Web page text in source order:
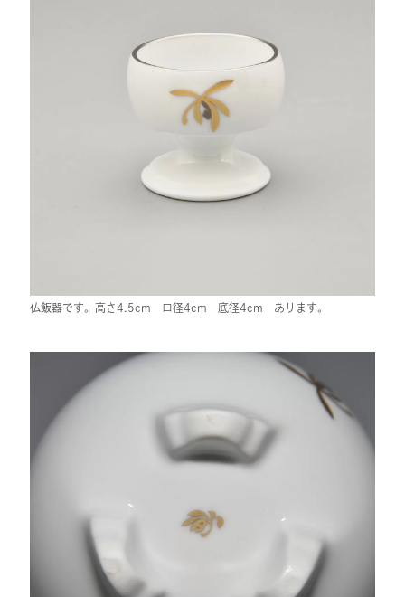
仏飯器です。高さ4.5cm 口径4cm 底径4cm あります。